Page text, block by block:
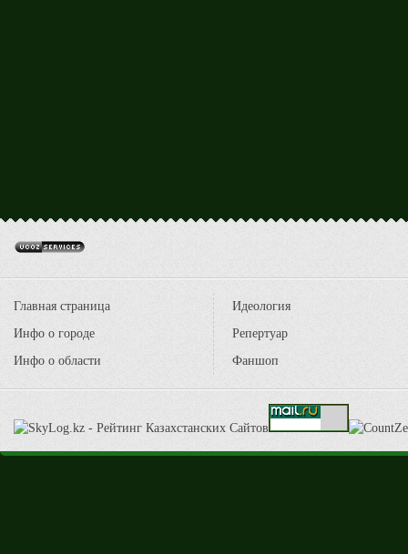
Главная страница
Инфо о городе
Инфо о области
Идеология
Репертуар
Фаншоп